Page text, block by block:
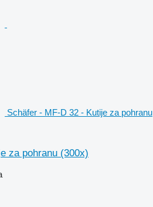
Schäfer - MF-D 32 - Kutije za pohranu
za pohranu (300x)